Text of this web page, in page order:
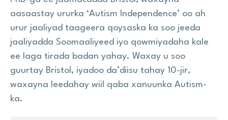
aasaastay ururka ‘Autism Independence’ oo ah
urur jaaliyad taageera qoysaska ka soo jeeda
jaaliyadda Soomaaliyeed iyo qowmiyadaha kale
ee laga tirada badan yahay. Waxay u soo
guurtay Bristol, iyadoo da’diisu tahay 10-jir,
waxayna leedahay wiil qaba xanuunka Autism-
ka.